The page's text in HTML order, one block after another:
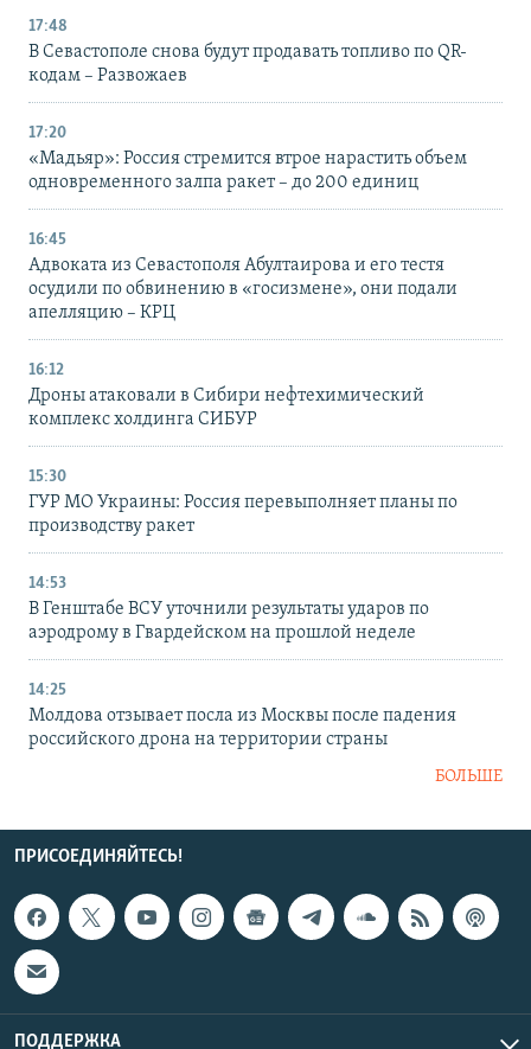
17:48
В Севастополе снова будут продавать топливо по QR-
кодам – Развожаев
17:20
«Мадьяр»: Россия стремится втрое нарастить объем
одновременного залпа ракет – до 200 единиц
16:45
Адвоката из Севастополя Абултаирова и его тестя
осудили по обвинению в «госизмене», они подали
апелляцию – КРЦ
16:12
Дроны атаковали в Сибири нефтехимический
комплекс холдинга СИБУР
15:30
ГУР МО Украины: Россия перевыполняет планы по
производству ракет
14:53
В Генштабе ВСУ уточнили результаты ударов по
аэродрому в Гвардейском на прошлой неделе
14:25
Молдова отзывает посла из Москвы после падения
российского дрона на территории страны
БОЛЬШЕ
ПРИСОЕДИНЯЙТЕСЬ!
ПОДДЕРЖКА